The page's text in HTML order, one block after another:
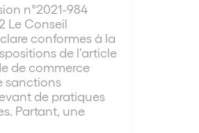
n°2021-984
Le Conseil
conformes à la
de l’article
de commerce
sanctions
de pratiques
Partant, une